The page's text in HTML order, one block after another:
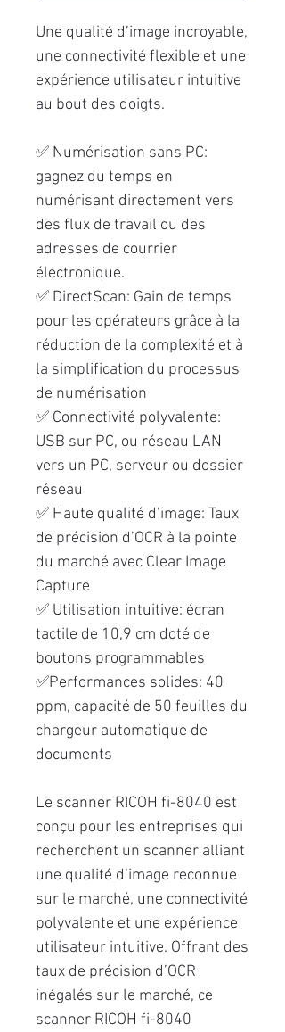
Une qualité d’image incroyable,
une connectivité flexible et une
expérience utilisateur intuitive
au bout des doigts.
✅ Numérisation sans PC:
gagnez du temps en
numérisant directement vers
des flux de travail ou des
adresses de courrier
électronique.
✅ DirectScan: Gain de temps
pour les opérateurs grâce à la
réduction de la complexité et à
la simplification du processus
de numérisation
✅ Connectivité polyvalente:
USB sur PC, ou réseau LAN
vers un PC, serveur ou dossier
réseau
✅ Haute qualité d’image: Taux
de précision d’OCR à la pointe
du marché avec Clear Image
Capture
✅ Utilisation intuitive: écran
tactile de 10,9 cm doté de
boutons programmables
✅Performances solides: 40
ppm, capacité de 50 feuilles du
chargeur automatique de
documents
Le scanner RICOH fi-8040 est
conçu pour les entreprises qui
recherchent un scanner alliant
une qualité d’image reconnue
sur le marché, une connectivité
polyvalente et une expérience
utilisateur intuitive. Offrant des
taux de précision d’OCR
inégalés sur le marché, ce
scanner RICOH fi-8040